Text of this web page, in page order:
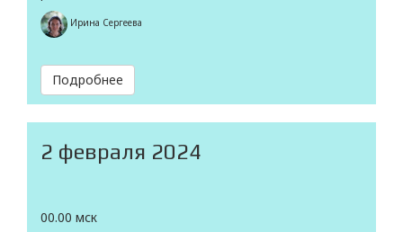
Ирина Сергеева
Подробнее
2 февраля 2024
00.00 мск